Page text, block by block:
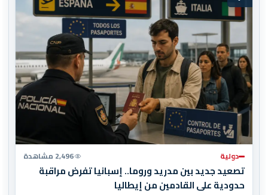
دولية 2,496 مشاهدة
تصعيد جديد بين مدريد وروما.. إسبانيا تفرض مراقبة
حدودية على القادمين من إيطاليا